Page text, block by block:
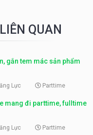
QUAN
gắn tem mác sản phẩm
Lực Parttime
mang đi parttime, fulltime
Lực Parttime